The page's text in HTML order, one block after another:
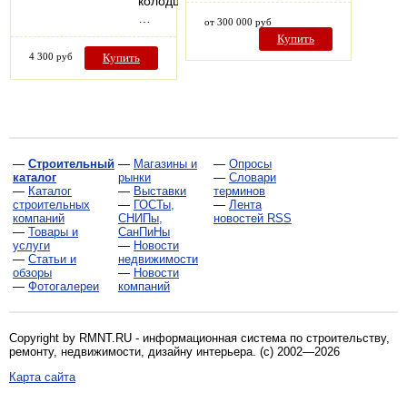
4 300 руб Купить
от 300 000 руб
Купить
— Строительный
каталог
— Каталог
строительных
компаний
— Товары и
услуги
— Статьи и
обзоры
— Фотогалереи
— Магазины и
рынки
— Выставки
— ГОСТы,
СНИПы,
СанПиНы
— Новости
недвижимости
— Новости
компаний
— Опросы
— Словари
терминов
— Лента
новостей RSS
Copyright by RMNT.RU - информационная система по строительству,
ремонту, недвижимости, дизайну интерьера. (c) 2002—2026
Карта сайта